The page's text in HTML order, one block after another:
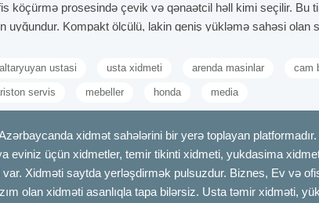
köçürmə prosesində çevik və qənaətcil həll kimi seçilir. Bu
uyğundur. Kompakt ölçülü, lakin geniş yükləmə sahəsi
Ev və ofis dəyişiklikləri zamanı etibarlı bir nəqliyyat
ölçülü ticarət məhsullarının gündəlik çatdırılması üçün
ilə temperatur tələb edən məhsullar da təhlükəsiz daşına
sprinterlər e-ticarət və logistika sahəsində vacib rol
qrup daşımaları
ekskursiya məqsədli qrup səfərləri üçün ideal seçimdir.
ustasi usta xidmeti arenda masinlar cam
servis mebeller honda media
xidmət sahələrini bir yerə toplayan
eviniz üçün xidmetler, temir tikinti xidmeti, yukdasima
Xidməti saytda yerləşdirmək pulsuzdur. Biznes, Ev və
olan xidməti asanlıqla tapa bilərsiz. Usta təmir xidməti,